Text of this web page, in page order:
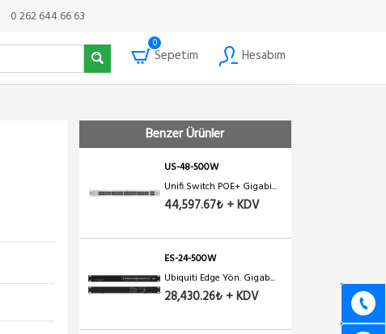
0 262 644 66 63
0
Sepetim Hesabım
Benzer Ürünler
US-48-500W
Unifi Switch POE+ Gigabi...
44,597.67₺ + KDV
ES-24-500W
Ubiquiti Edge Yön. Gigab...
28,430.26₺ + KDV